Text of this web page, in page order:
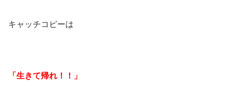
キャッチコピーは
「生きて帰れ！！」